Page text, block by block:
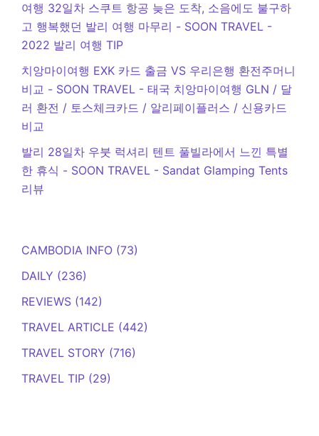
여행 32일차 스쿠트 항공 늦은 도착, 소음에도 불구하
고 행복했던 발리 여행 마무리 - SOON TRAVEL -
2022 발리 여행 TIP
치앙마이여행 EXK 카드 출금 VS 우리은행 환전주머니
비교 - SOON TRAVEL - 태국 치앙마이여행 GLN / 달
러 환전 / 토스체크카드 / 알리페이플러스 / 신용카드
비교
발리 28일차 우붓 럭셔리 텐트 풀빌라에서 느낀 특별
한 휴식 - SOON TRAVEL - Sandat Glamping Tents
리뷰
CAMBODIA INFO (73)
DAILY (236)
REVIEWS (142)
TRAVEL ARTICLE (442)
TRAVEL STORY (716)
TRAVEL TIP (29)